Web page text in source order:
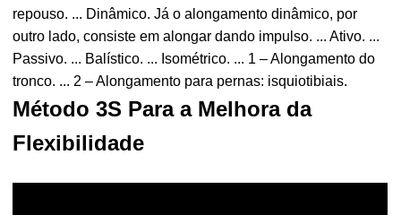
repouso. ... Dinâmico. Já o alongamento dinâmico, por
outro lado, consiste em alongar dando impulso. ... Ativo. ...
Passivo. ... Balístico. ... Isométrico. ... 1 – Alongamento do
tronco. ... 2 – Alongamento para pernas: isquiotibiais.
Método 3S Para a Melhora da
Flexibilidade